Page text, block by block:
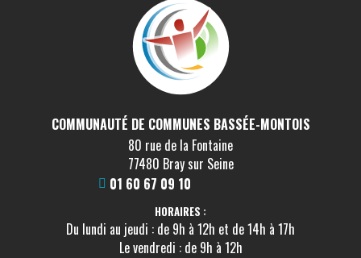
COMMUNAUTÉ DE COMMUNES BASSÉE-MONTOIS
80 rue de la Fontaine
77480 Bray sur Seine
01 60 67 09 10
HORAIRES :
Du lundi au jeudi : de 9h à 12h et de 14h à 17h
Le vendredi : de 9h à 12h